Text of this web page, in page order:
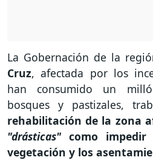
La Gobernación de la
Cruz, afectada por los
han consumido un
bosques y pastizales,
rehabilitación de la zona
"drásticas" como impedir
vegetación y los